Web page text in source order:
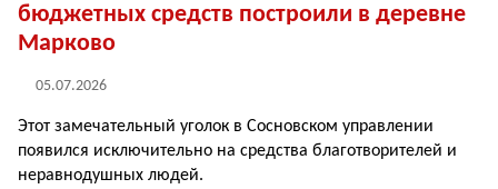
бюджетных средств построили в деревне
Марково
05.07.2026
Этот замечательный уголок в Сосновском управлении
появился исключительно на средства бла­готворителей и
неравнодушных людей.